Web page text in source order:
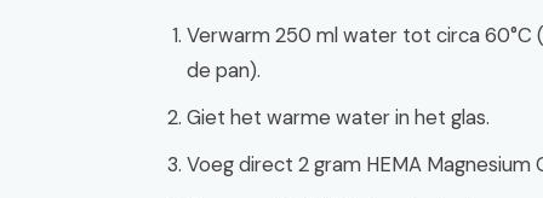
Verwarm 250 ml water tot circa 60°C
de pan).
Giet het warme water in het glas.
Voeg direct 2 gram HEMA